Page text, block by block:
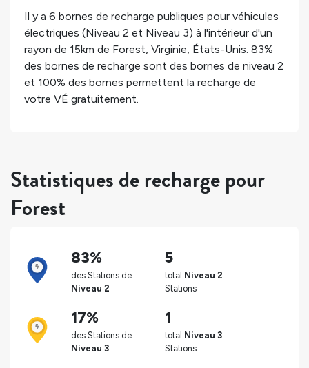
Il y a 6 bornes de recharge publiques pour véhicules
électriques (Niveau 2 et Niveau 3) à l'intérieur d'un
rayon de 15km de Forest, Virginie, États-Unis. 83%
des bornes de recharge sont des bornes de niveau 2
et 100% des bornes permettent la recharge de
votre VÉ gratuitement.
Statistiques de recharge pour
Forest
83%
des Stations de
Niveau 2
5
total Niveau 2
Stations
17%
des Stations de
Niveau 3
1
total Niveau 3
Stations